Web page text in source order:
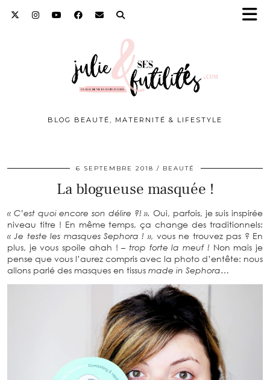
BLOG BEAUTÉ, MATERNITÉ & LIFESTYLE
6 SEPTEMBRE 2018 BEAUTÉ
La blogueuse masquée !
« C’est quoi encore son délire ?! ». Oui, parfois, je suis inspirée
niveau titre ! En même temps, ça change des traditionnels:
« Je teste les masques Sephora ! », vous ne trouvez pas ? En
plus, je vous spoile ahah ! – trop forte la meuf ! Non mais je
pense que vous l’aurez compris avec la photo d’entête: nous
allons parlé des masques en tissus made in Sephora…